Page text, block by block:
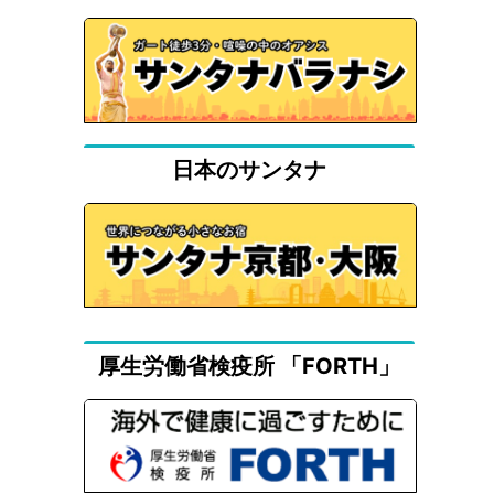
日本のサンタナ
厚生労働省検疫所 「FORTH」